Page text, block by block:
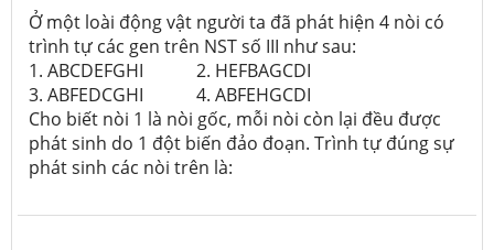
Ở một loài động vật người ta đã phát hiện 4 nòi có
trình tự các gen trên NST số III như sau:
1. ABCDEFGHI
2. HEFBAGCDI
3. ABFEDCGHI
4. ABFEHGCDI
Cho biết nòi 1 là nòi gốc, mỗi nòi còn lại đều được
phát sinh do 1 đột biến đảo đoạn. Trình tự đúng sự
phát sinh các nòi trên là: